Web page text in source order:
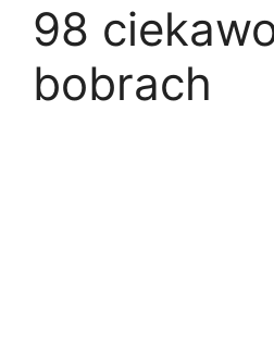
98
bobrach